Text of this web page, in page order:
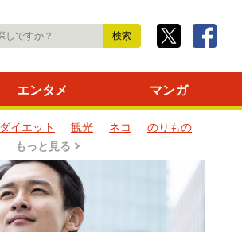
エンタメ マンガ
ダイエット 観光 ネコ
のりもの
もっと見る